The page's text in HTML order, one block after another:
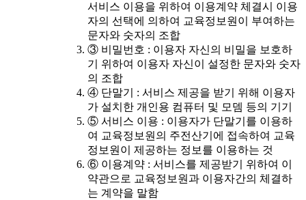
서비스 이용을 위하여 이용계약 체결시 이용
자의 선택에 의하여 교육정보원이 부여하는
문자와 숫자의 조합
③ 비밀번호 : 이용자 자신의 비밀을 보호하
기 위하여 이용자 자신이 설정한 문자와 숫자
의 조합
④ 단말기 : 서비스 제공을 받기 위해 이용자
가 설치한 개인용 컴퓨터 및 모뎀 등의 기기
⑤ 서비스 이용 : 이용자가 단말기를 이용하
여 교육정보원의 주전산기에 접속하여 교육
정보원이 제공하는 정보를 이용하는 것
⑥ 이용계약 : 서비스를 제공받기 위하여 이
약관으로 교육정보원과 이용자간의 체결하
는 계약을 말함